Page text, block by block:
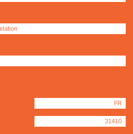
FR
31410